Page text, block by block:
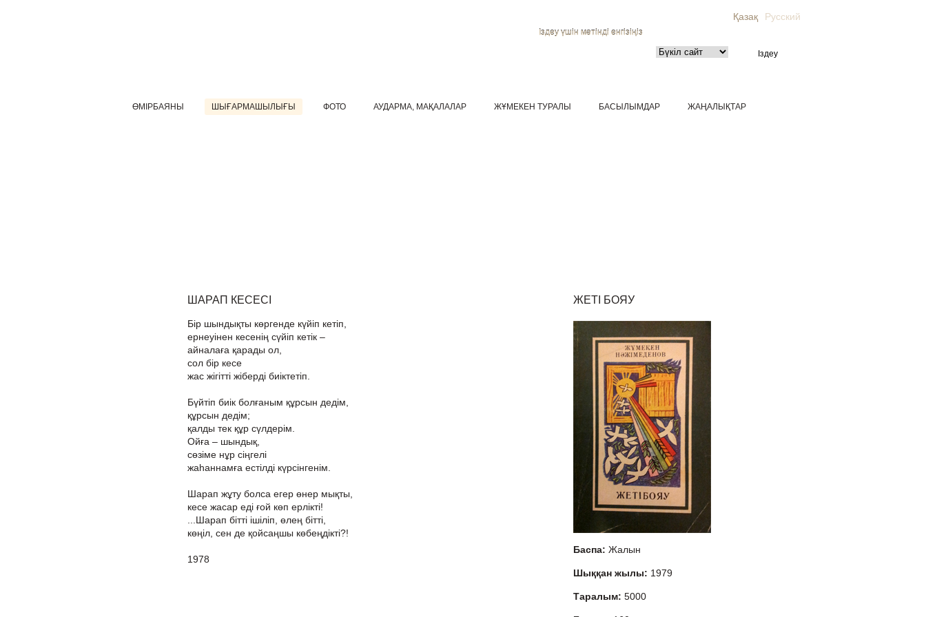
Қазақ Русский
Іздеу үшін мәтінді енгізіңіз
ӨМІРБАЯНЫ ШЫҒАРМАШЫЛЫҒЫ ФОТО АУДАРМА, МАҚАЛАЛАР ЖҰМЕКЕН ТУРАЛЫ БАСЫЛЫМДАР ЖАҢАЛЫҚТАР
ШАРАП КЕСЕСІ
Бір шындықты көргенде күйіп кетіп,
ернеуінен кесенің сүйіп кетік –
айналаға қарады ол,
сол бір кесе
жас жігітті жіберді биіктетіп.
Бүйтіп биік болғаным құрсын дедім,
құрсын дедім;
қалды тек құр сүлдерім.
Ойға – шындық,
сөзіме нұр сіңгелі
жаһаннамға естілді күрсінгенім.
Шарап жұту болса егер өнер мықты,
кесе жасар еді ғой көп ерлікті!
...Шарап бітті ішіліп, өлең бітті,
көңіл, сен де қойсаңшы көбеңдікті?!
1978
ЖЕТІ БОЯУ
Баспа: Жалын
Шыққан жылы: 1979
Таралым: 5000